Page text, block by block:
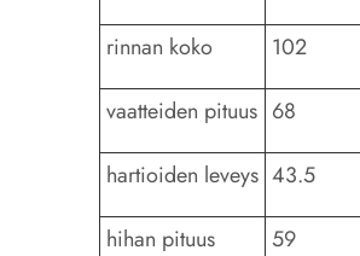
rinnan koko 102
vaatteiden pituus 68
hartioiden leveys 43.5
hihan pituus 59